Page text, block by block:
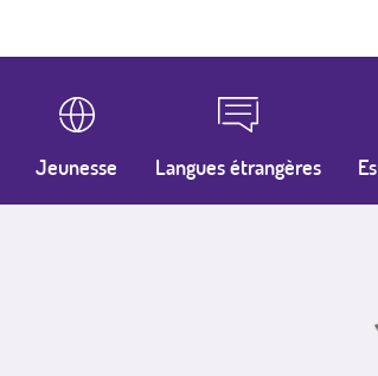
Jeunesse Langues étrangères